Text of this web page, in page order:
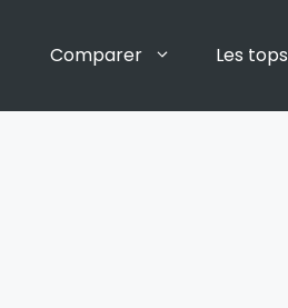
Comparer Les tops